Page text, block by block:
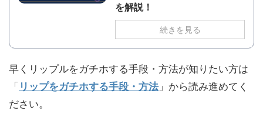
を解説！
続きを見る
早くリップルをガチホする手段・方法が知りたい方は
「 リップをガチホする手段・方法 」から読み進めてく
ださい。